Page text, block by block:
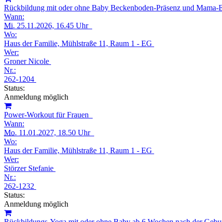
Rückbildung mit oder ohne Baby Beckenboden-Präsenz und Mama-
Wann:
Mi. 25.11.2026, 16.45 Uhr
Wo:
Haus der Familie, Mühlstraße 11, Raum 1 - EG
Wer:
Groner Nicole
Nr.:
262-1204
Status:
Anmeldung möglich
Power-Workout für Frauen
Wann:
Mo. 11.01.2027, 18.50 Uhr
Wo:
Haus der Familie, Mühlstraße 11, Raum 1 - EG
Wer:
Störzer Stefanie
Nr.:
262-1232
Status:
Anmeldung möglich